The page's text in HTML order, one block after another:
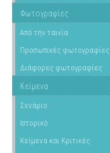
Φωτογραφίες
Από την ταινία
Προσωπικές φωτογραφίες
Διάφορες φωτογραφίες
Κείμενα
Σενάριο
Ιστορικό
Κείμενα και Κριτικές